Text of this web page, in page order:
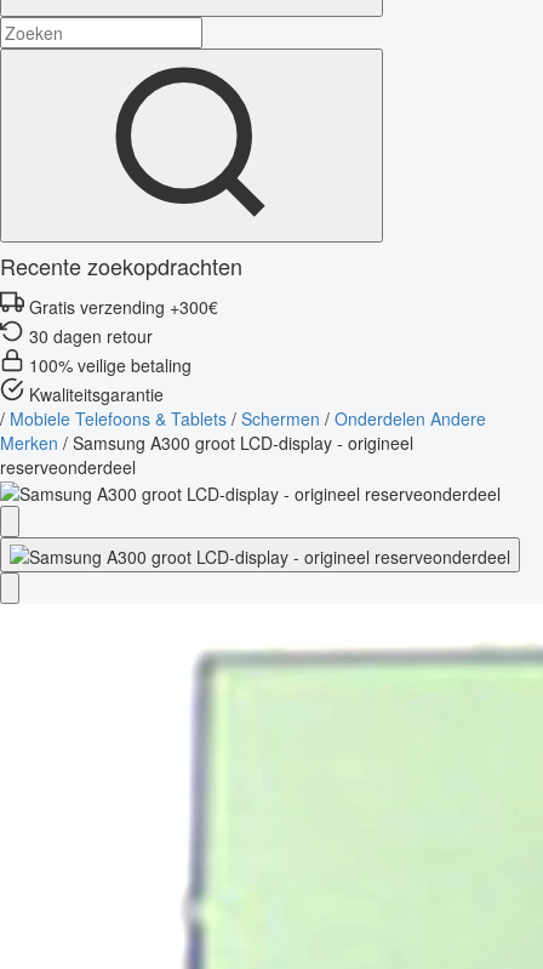
Recente zoekopdrachten
Gratis verzending +300€
30 dagen retour
100% veilige betaling
Kwaliteitsgarantie
/ Mobiele Telefoons & Tablets / Schermen / Onderdelen Andere
Merken / Samsung A300 groot LCD-display - origineel
reserveonderdeel